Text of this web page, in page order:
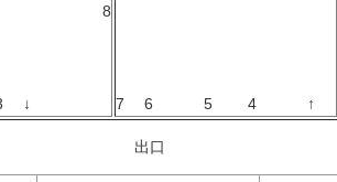
↓
7 6 5 4 ↑
入